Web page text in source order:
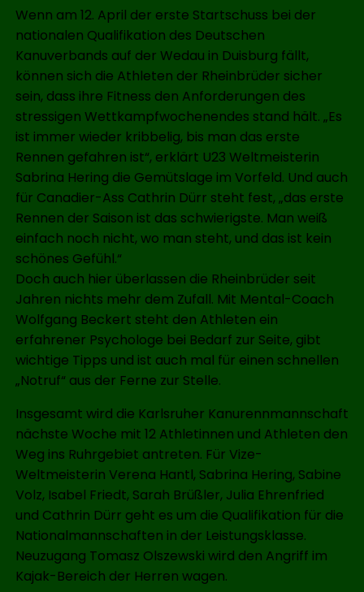
Wenn am 12. April der erste Startschuss bei der
nationalen Qualifikation des Deutschen
Kanuverbands auf der Wedau in Duisburg fällt,
können sich die Athleten der Rheinbrüder sicher
sein, dass ihre Fitness den Anforderungen des
stressigen Wettkampfwochenendes stand hält. „Es
ist immer wieder kribbelig, bis man das erste
Rennen gefahren ist“, erklärt U23 Weltmeisterin
Sabrina Hering die Gemütslage im Vorfeld. Und auch
für Canadier-Ass Cathrin Dürr steht fest, „das erste
Rennen der Saison ist das schwierigste. Man weiß
einfach noch nicht, wo man steht, und das ist kein
schönes Gefühl.“
Doch auch hier überlassen die Rheinbrüder seit
Jahren nichts mehr dem Zufall. Mit Mental-Coach
Wolfgang Beckert steht den Athleten ein
erfahrener Psychologe bei Bedarf zur Seite, gibt
wichtige Tipps und ist auch mal für einen schnellen
„Notruf“ aus der Ferne zur Stelle.
Insgesamt wird die Karlsruher Kanurennmannschaft
nächste Woche mit 12 Athletinnen und Athleten den
Weg ins Ruhrgebiet antreten. Für Vize-
Weltmeisterin Verena Hantl, Sabrina Hering, Sabine
Volz, Isabel Friedt, Sarah Brüßler, Julia Ehrenfried
und Cathrin Dürr geht es um die Qualifikation für die
Nationalmannschaften in der Leistungsklasse.
Neuzugang Tomasz Olszewski wird den Angriff im
Kajak-Bereich der Herren wagen.